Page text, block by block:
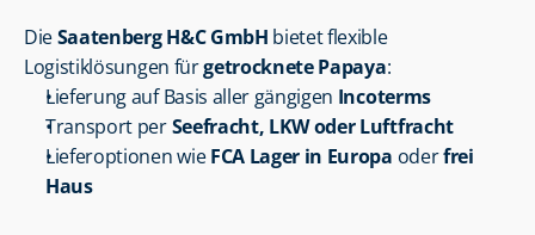
Die Saatenberg H&C GmbH bietet flexible
Logistiklösungen für getrocknete Papaya:
Lieferung auf Basis aller gängigen Incoterms
Transport per Seefracht, LKW oder Luftfracht
Lieferoptionen wie FCA Lager in Europa oder frei
Haus